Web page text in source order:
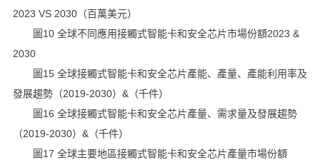
2023 VS 2030（百萬美元）
圖10 全球不同應用接觸式智能卡和安全芯片市場份額2023 &
2030
圖15 全球接觸式智能卡和安全芯片產能、產量、產能利用率及
發展趨勢（2019-2030）&（千件）
圖16 全球接觸式智能卡和安全芯片產量、需求量及發展趨勢
（2019-2030）&（千件）
圖17 全球主要地區接觸式智能卡和安全芯片產量市場份額